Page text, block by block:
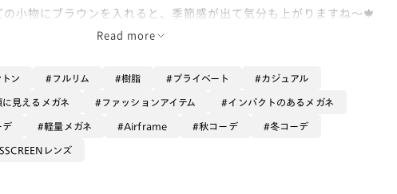
小物にブラウンを入れると、季節感が出て気分も上がりますね〜🍁
Read more
ン フルリム 樹脂 プライベート カジュアル
に見えるメガネ ファッションアイテム インパクトのあるメガネ
デ 軽量メガネ Airframe 秋コーデ 冬コーデ
レンズ